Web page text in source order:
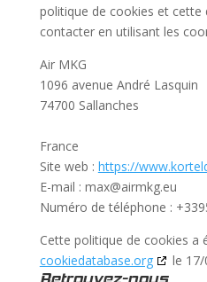
politique de cookies et cette
contacter en utilisant les
Air MKG
1096 avenue André Lasquin
74700 Sallanches
France
Site web : https://
E-mail : max@airmkg.eu
Numéro de téléphone :
Cette politique de cookies a
cookiedatabase.org
le 17/